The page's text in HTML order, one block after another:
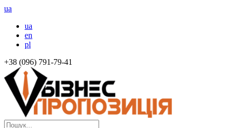
ua
ua
en
pl
+38 (096) 791-79-41